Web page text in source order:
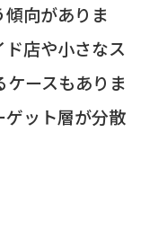
向がありま
店や小さなス
ースもありま
ゲット層が分散